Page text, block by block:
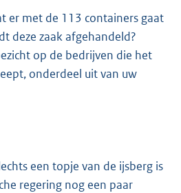
er met de 113 containers gaat
deze zaak afgehandeld?
op de bedrijven die het
onderdeel uit van uw
een topje van de ijsberg is
regering nog een paar